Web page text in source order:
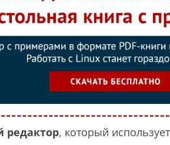
редактор, который